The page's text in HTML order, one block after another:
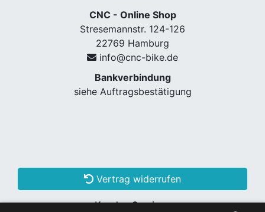
CNC - Online Shop
Stresemannstr. 124-126
22769 Hamburg
info@cnc-bike.de
Bankverbindung
siehe Auftragsbestätigung
Vertrag widerrufen
Kunden Services